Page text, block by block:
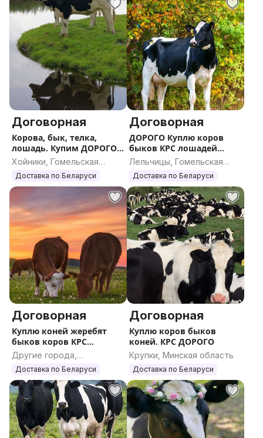
Договорная
Корова, бык, телка,
лошадь. Купим ДОРОГО
КРС
Хойники, Гомельская
область
Доставка по Беларуси
Договорная
ДОРОГО Куплю коров
быков КРС лошадей
жеребят
Лельчицы, Гомельская
область
Доставка по Беларуси
Договорная
Куплю коней жеребят
быков коров КРС
ДОРОГО
Другие города,
Гомельская область
Доставка по Беларуси
Договорная
Куплю коров быков
коней. КРС ДОРОГО
Крупки, Минская область
Доставка по Беларуси